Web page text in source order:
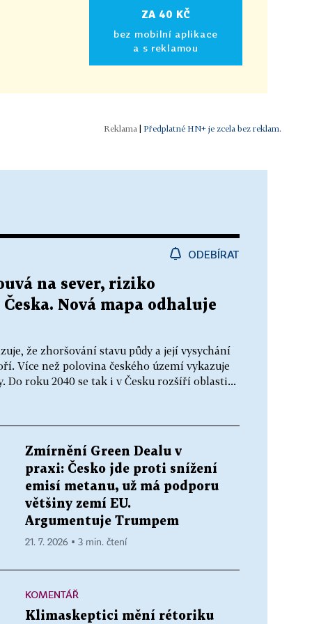
ZA 40 KČ
bez mobilní aplikace
a s reklamou
| Předplatné HN+ je zcela bez reklam.
ODEBÍRAT
na sever, riziko
Nová mapa odhaluje
že zhoršování stavu půdy a její vysychání
Více než polovina českého území vykazuje
Do roku 2040 se tak i v Česku rozšíří oblasti...
Zmírnění Green Dealu v
praxi: Česko jde proti snížení
emisí metanu, už má podporu
většiny zemí EU.
Argumentuje Trumpem
21. 7. 2026 ▪ 3 min. čtení
KOMENTÁŘ
Klimaskeptici mění rétoriku